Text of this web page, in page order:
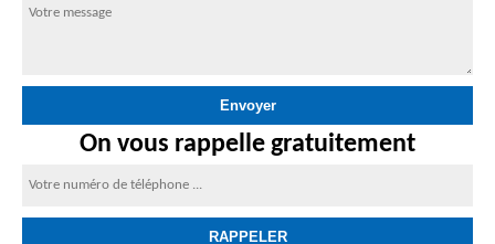
On vous rappelle gratuitement